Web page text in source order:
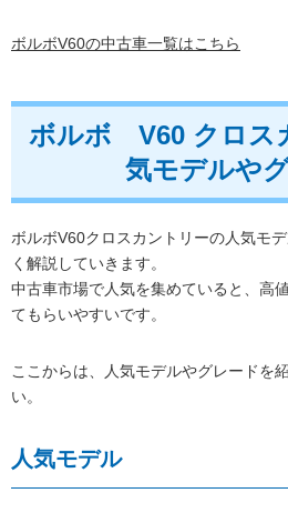
ボルボV60の中古車一覧はこちら
ボルボ V60 クロス
気モデルや
ボルボV60クロスカントリーの人気モ
く解説していきます。
中古車市場で人気を集めていると、高
てもらいやすいです。
ここからは、人気モデルやグレードを
い。
人気モデル